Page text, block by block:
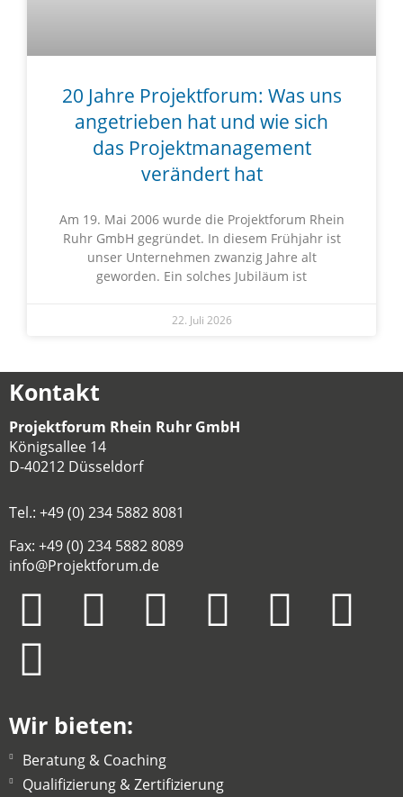
20 Jahre Projektforum: Was uns
angetrieben hat und wie sich
das Projektmanagement
verändert hat
Am 19. Mai 2006 wurde die Projektforum Rhein
Ruhr GmbH gegründet. In diesem Frühjahr ist
unser Unternehmen zwanzig Jahre alt
geworden. Ein solches Jubiläum ist
22. Juli 2026
Kontakt
Projektforum Rhein Ruhr GmbH
Königsallee 14
D-40212 Düsseldorf
Tel.: +49 (0) 234 5882 8081
Fax: +49 (0) 234 5882 8089
info@Projektforum.de
Wir bieten:
Beratung & Coaching
Qualifizierung & Zertifizierung